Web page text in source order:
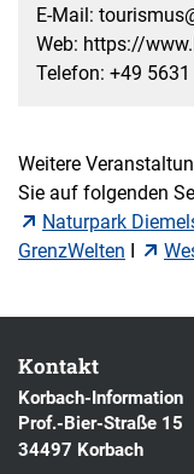
E-Mail:
Web: https://
Telefon: +49
Weitere
Sie auf folgenden
Naturpark
GrenzWelten I
Kontakt
Korbach-Information
Prof.-Bier-Straße 15
34497 Korbach